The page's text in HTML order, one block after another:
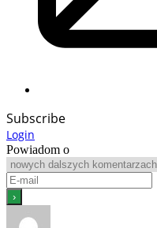
Subscribe
Login
Powiadom o